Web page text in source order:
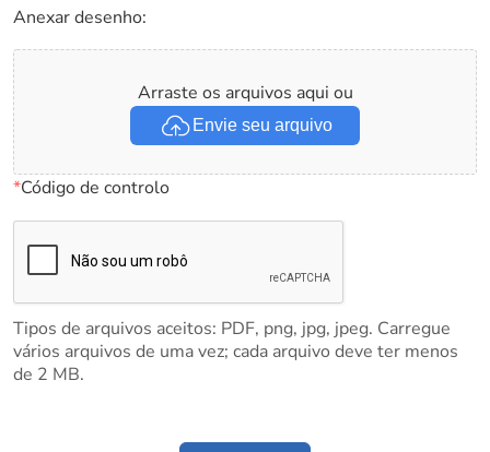
Anexar desenho:
Arraste os arquivos aqui ou
Envie seu arquivo
*Código de controlo
Tipos de arquivos aceitos: PDF, png, jpg, jpeg. Carregue
vários arquivos de uma vez; cada arquivo deve ter menos
de 2 MB.